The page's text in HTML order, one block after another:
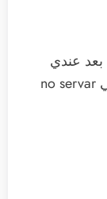
ايفون ٦ بلس بعد عندي